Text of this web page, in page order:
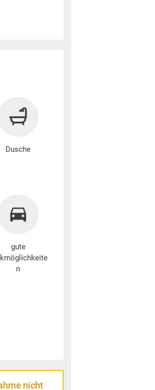
Dusche
gute
n
nicht